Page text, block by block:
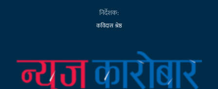
निर्देशक:
कविदास श्रेष्ठ